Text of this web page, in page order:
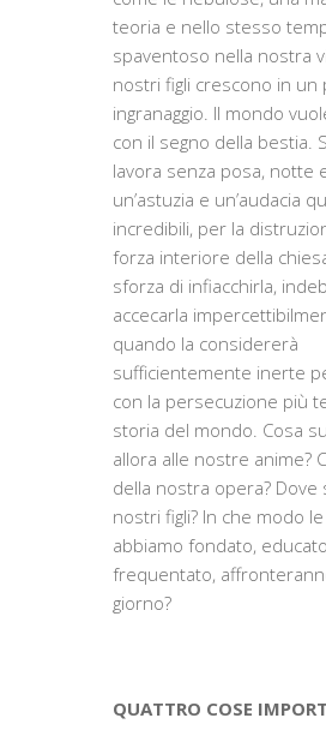
teoria e nello stesso
spaventoso nella nostra
nostri figli crescono in un
ingranaggio. Il mondo
con il segno della bestia.
lavora senza posa, notte
un’astuzia e un’audacia
incredibili, per la
forza interiore della
sforza di infiacchirla,
accecarla
quando la considererà
sufficientemente inerte
con la persecuzione più
storia del mondo. Cosa
allora alle nostre anime?
della nostra opera? Dove
nostri figli? In che modo
abbiamo fondato,
frequentato,
giorno?
QUATTRO COSE